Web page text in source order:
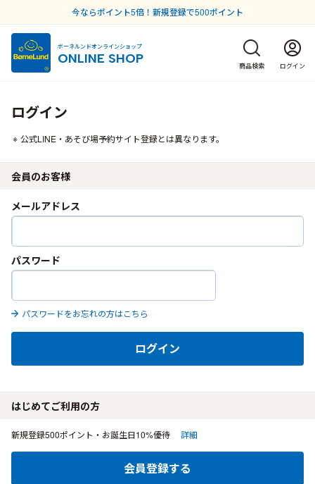
今ならポイント5倍！新規登録で500ポイント
ボーネルンドオンラインショップ
ONLINE SHOP 商品検索 ログイン
ログイン
公式LINE・あそび場予約サイト登録とは異なります。
会員のお客様
メールアドレス
パスワード
パスワードをお忘れの方はこちら
ログイン
はじめてご利用の方
新規登録500ポイント・お誕生日10%優待 詳細
会員登録する